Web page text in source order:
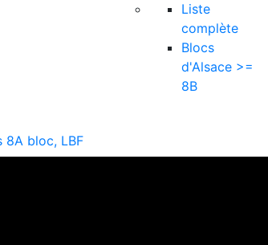
Liste
complète
Blocs
d'Alsace >=
8B
8A bloc, LBF